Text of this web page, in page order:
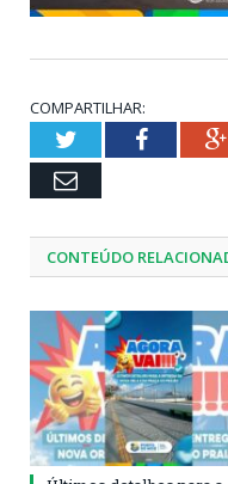
COMPARTILHAR:
TwitterFacebook
Email
CONTEÚDO